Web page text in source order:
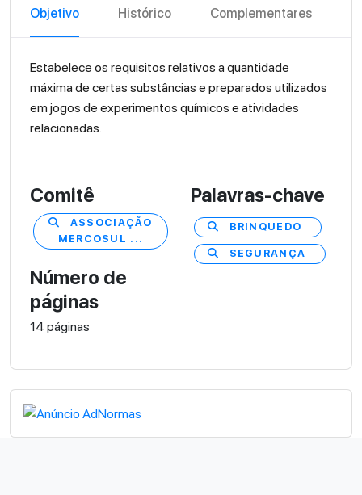
Objetivo Histórico Complementares
Estabelece os requisitos relativos a quantidade
máxima de certas substâncias e preparados utilizados
em jogos de experimentos químicos e atividades
relacionadas.
Comitê
ASSOCIAÇÃO
MERCOSUL ...
Número de
páginas
14 páginas
Palavras-chave
BRINQUEDO
SEGURANÇA